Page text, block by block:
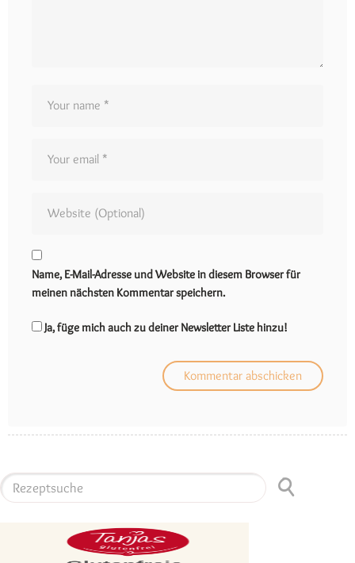
Name, E-Mail-Adresse und Website in diesem Browser für
meinen nächsten Kommentar speichern.
Ja, füge mich auch zu deiner Newsletter Liste hinzu!